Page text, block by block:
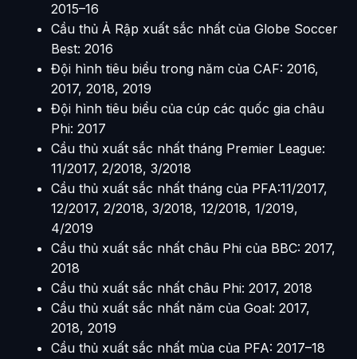
2015–16
Cầu thủ Ả Rập xuất sắc nhất của Globe Soccer
Best: 2016
Đội hình tiêu biểu trong năm của CAF: 2016,
2017, 2018, 2019
Đội hình tiêu biểu của cúp các quốc gia châu
Phi: 2017
Cầu thủ xuất sắc nhất tháng Premier League:
11/2017, 2/2018, 3/2018
Cầu thủ xuất sắc nhất tháng của PFA:11/2017,
12/2017, 2/2018, 3/2018, 12/2018, 1/2019,
4/2019
Cầu thủ xuất sắc nhất châu Phi của BBC: 2017,
2018
Cầu thủ xuất sắc nhất châu Phi: 2017, 2018
Cầu thủ xuất sắc nhất năm của Goal: 2017,
2018, 2019
Cầu thủ xuất sắc nhất mùa của PFA: 2017–18